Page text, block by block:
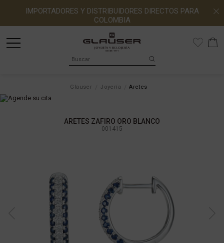
IMPORTADORES Y DISTRIBUIDORES DIRECTOS PARA
COLOMBIA
Glauser Joyería Aretes
ARETES ZAFIRO ORO BLANCO
001415